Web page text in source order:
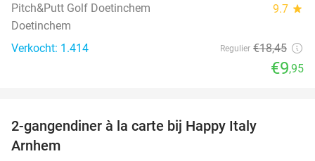
Pitch&Putt Golf Doetinchem 9.7 star
Doetinchem
Verkocht: 1.414
Regulier €18,45
€9,95
2-gangendiner à la carte bij Happy Italy
Arnhem